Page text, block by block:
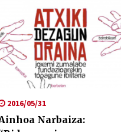
2016/05/31
Narbaiza: